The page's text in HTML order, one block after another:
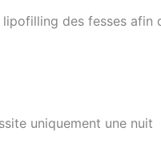
des fesses afin
uniquement une nuit